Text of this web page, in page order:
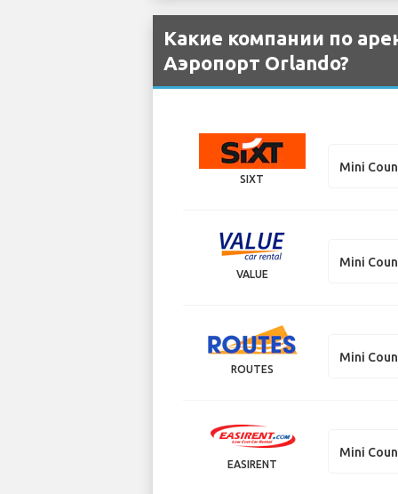
Какие компании по
Аэропорт Orlando?
SIXT
Mini
VALUE
Mini
ROUTES
Mini
EASIRENT
Mini